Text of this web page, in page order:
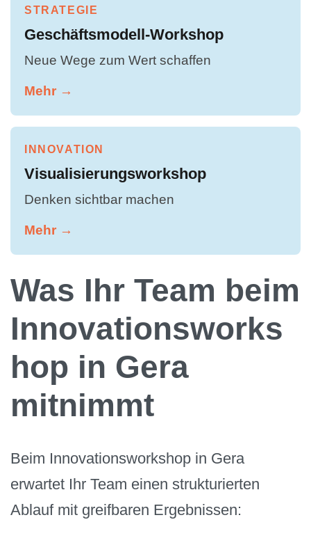
STRATEGIE
Geschäftsmodell-Workshop
Neue Wege zum Wert schaffen
Mehr →
INNOVATION
Visualisierungsworkshop
Denken sichtbar machen
Mehr →
Was Ihr Team beim
Innovationsworks
hop in Gera
mitnimmt
Beim Innovationsworkshop in Gera
erwartet Ihr Team einen strukturierten
Ablauf mit greifbaren Ergebnissen: